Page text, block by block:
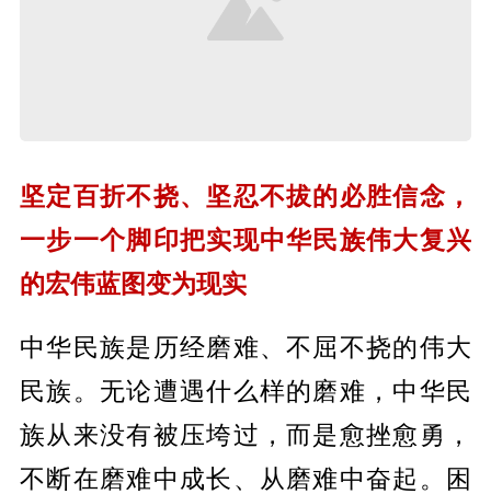
坚定百折不挠、坚忍不拔的必胜信念，
一步一个脚印把实现中华民族伟大复兴
的宏伟蓝图变为现实
中华民族是历经磨难、不屈不挠的伟大
民族。无论遭遇什么样的磨难，中华民
族从来没有被压垮过，而是愈挫愈勇，
不断在磨难中成长、从磨难中奋起。困